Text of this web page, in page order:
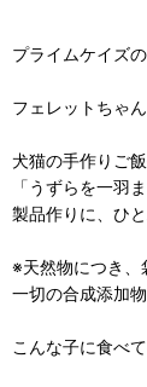
プライムケイズ
フェレットちゃ
犬猫の手作りご
「うずらを一羽
製品作りに、ひ
※天然物につき、
一切の合成添加
こんな子に食べ